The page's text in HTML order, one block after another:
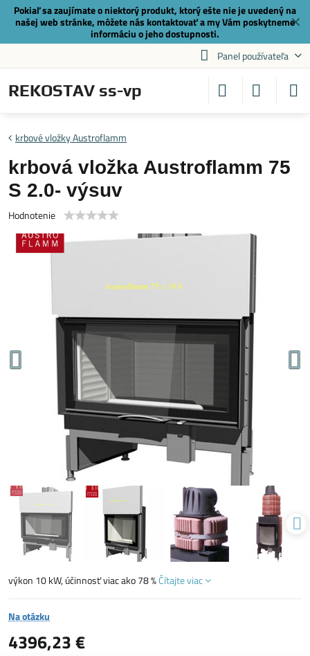
✕
Pokiaľ sa zaujímate o niektorý produkt, ktorý ešte nie je uvedený na
našej web stránke, môžete nás kontaktovaťa my Vám poskytneme
informáciu o jeho dostupnosti.
Panel používateľa
REKOSTAV ss-vp
krbové vložky Austroflamm
krbová vložka Austroflamm 75
S 2.0- výsuv
Hodnotenie
výkon 10 kW, účinnosť viac ako 78 %Čítajte viac
Na otázku
4396,23 €